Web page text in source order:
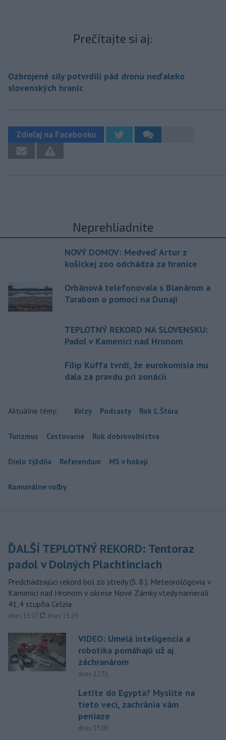
Prečítajte si aj:
Ozbrojené sily potvrdili pád dronu neďaleko
slovenských hraníc
Zdieľaj na Facebooku
Neprehliadnite
NOVÝ DOMOV: Medveď Artur z
košickej zoo odchádza za hranice
Orbánová telefonovala s Blanárom a
Tarabom o pomoci na Dunaji
TEPLOTNÝ REKORD NA SLOVENSKU:
Padol v Kamenici nad Hronom
Filip Kuffa tvrdí, že eurokomisia mu
dala za pravdu pri zonácii
Aktuálne témy: Kvízy Podcasty Rok Ľ.Štúra
Turizmus Cestovanie Rok dobrovoľníctva
Dielo týždňa Referendum MS v hokeji
Komunálne voľby
ĎALŠÍ TEPLOTNÝ REKORD: Tentoraz
padol v Dolných Plachtinciach
Predchádzajúci rekord bol zo stredy (5. 8.). Meteorológovia v
Kamenici nad Hronom v okrese Nové Zámky vtedy namerali
41,4 stupňa Celzia.
dnes 15:27, aktualizované
dnes 15:29
VIDEO: Umelá inteligencia a
robotika pomáhajú už aj
záchranárom
dnes 12:31
Letíte do Egypta? Myslite na
tieto veci, zachránia vám
peniaze
dnes 15:00